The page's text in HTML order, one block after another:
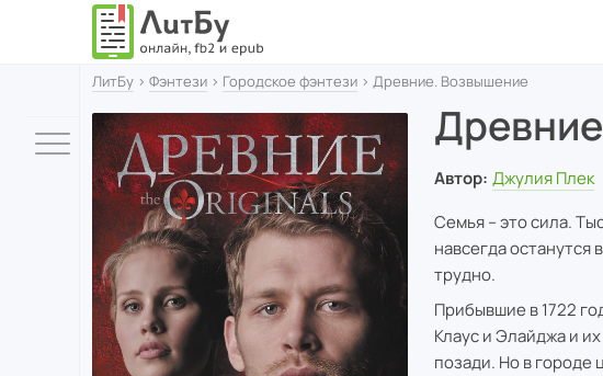
ЛитБу › Фэнтези › Городское фэнтези › Древние. Возвышение
Автор: Джулия Плек
Семья – это сила.
навсегда
трудно.
Прибывшие в 1722
Клаус и Элайджа и
позади. Но в городе